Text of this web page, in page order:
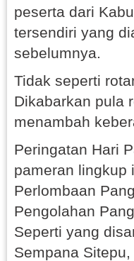
peserta dari
tersendiri yang
sebelumnya.
Tidak seperti
Dikabarkan pula
menambah
Peringatan Hari
pameran lingkup
Perlombaan
Pengolahan
Seperti yang
Sempana